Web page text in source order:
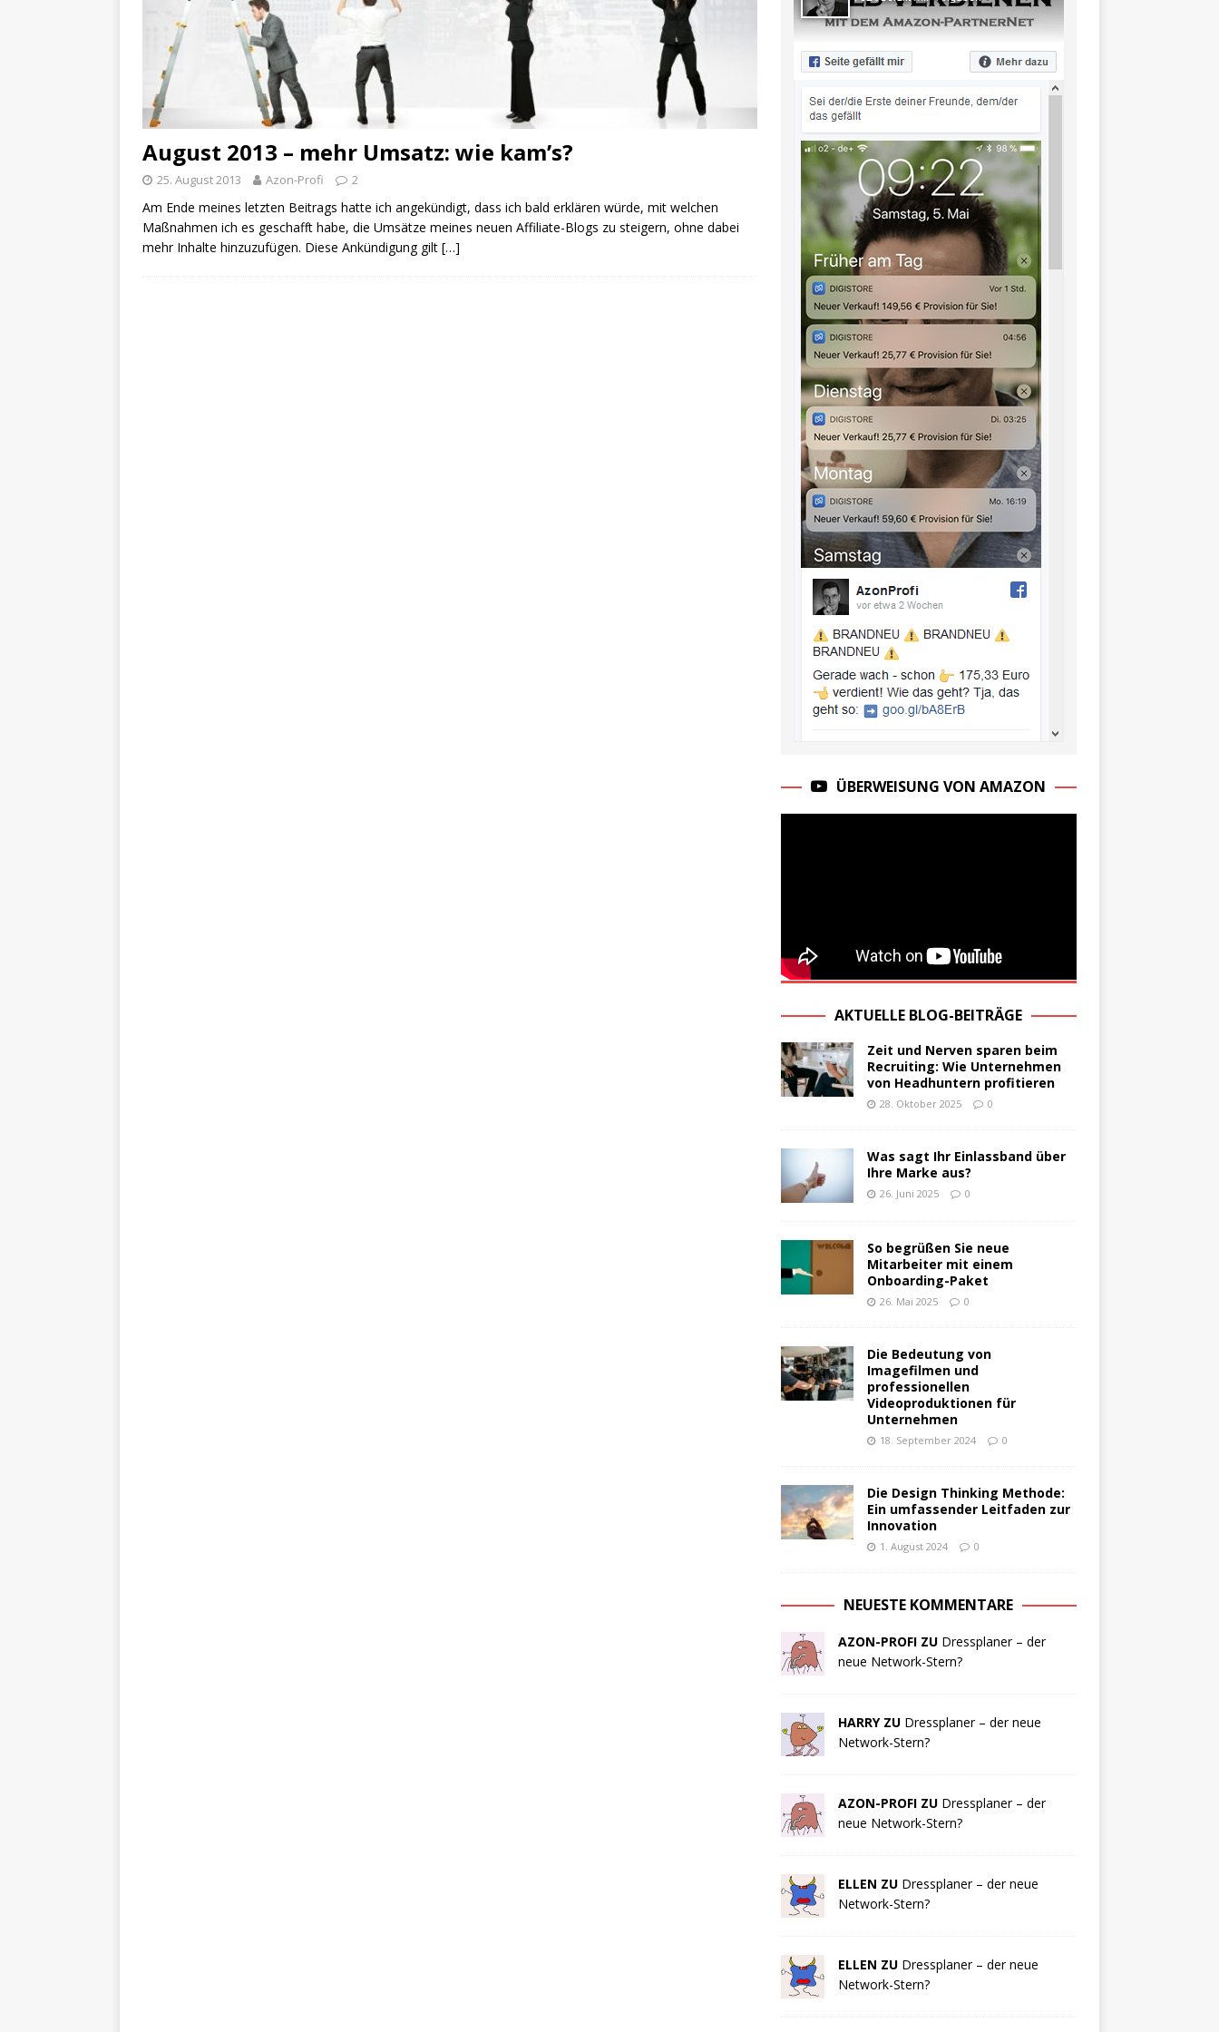
August 2013 – mehr Umsatz: wie kam’s?
25. August 2013 Azon-Profi 2
Am Ende meines letzten Beitrags hatte ich angekündigt, dass ich bald erklären würde, mit welchen
Maßnahmen ich es geschafft habe, die Umsätze meines neuen Affiliate-Blogs zu steigern, ohne dabei
mehr Inhalte hinzuzufügen. Diese Ankündigung gilt […]
ÜBERWEISUNG VON AMAZON
AKTUELLE BLOG-BEITRÄGE
Zeit und Nerven sparen beim
Recruiting: Wie Unternehmen
von Headhuntern profitieren
28. Oktober 2025 0
Was sagt Ihr Einlassband über
Ihre Marke aus?
26. Juni 2025 0
So begrüßen Sie neue
Mitarbeiter mit einem
Onboarding-Paket
26. Mai 2025 0
Die Bedeutung von
Imagefilmen und
professionellen
Videoproduktionen für
Unternehmen
18. September 2024 0
Die Design Thinking Methode:
Ein umfassender Leitfaden zur
Innovation
1. August 2024 0
NEUESTE KOMMENTARE
AZON-PROFI ZU Dressplaner – der
neue Network-Stern?
HARRY ZU Dressplaner – der neue
Network-Stern?
AZON-PROFI ZU Dressplaner – der
neue Network-Stern?
ELLEN ZU Dressplaner – der neue
Network-Stern?
ELLEN ZU Dressplaner – der neue
Network-Stern?